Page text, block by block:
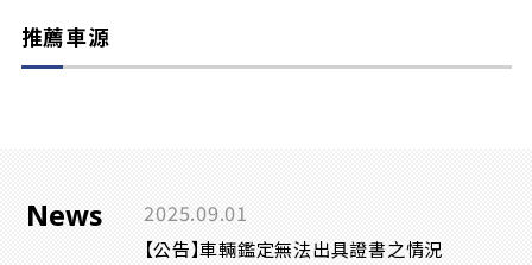
推薦車源
News 2025.09.01
【公告】車輛鑑定無法出具證書之情況